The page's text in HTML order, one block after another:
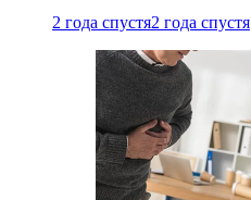
2 года спустя2 года спустя